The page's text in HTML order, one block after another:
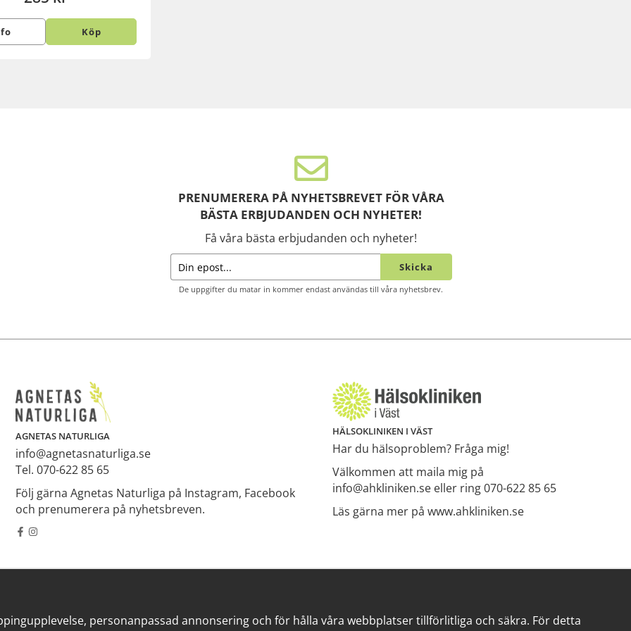
Köp
PRENUMERERA PÅ NYHETSBREVET FÖR VÅRA
BÄSTA ERBJUDANDEN OCH NYHETER!
Få våra bästa erbjudanden och nyheter!
Skicka
De uppgifter du matar in kommer endast användas till våra nyhetsbrev.
AGNETAS NATURLIGA
info@agnetasnaturliga.se
Tel. 070-622 85 65
Följ gärna Agnetas Naturliga på Instagram, Facebook
och prenumerera på nyhetsbreven.
HÄLSOKLINIKEN I VÄST
Har du hälsoproblem? Fråga mig!
Välkommen att maila mig på
info@ahkliniken.se eller ring 070-622 85 65
Läs gärna mer på www.ahkliniken.se
personanpassad annonsering och för hålla våra webbplatser tillförlitliga och säkra. För detta